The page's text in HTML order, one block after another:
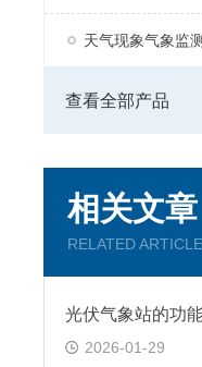
天气现象气象监
查看全部产品
相关文章
RELATED
光伏气象站的功
2026-01-29